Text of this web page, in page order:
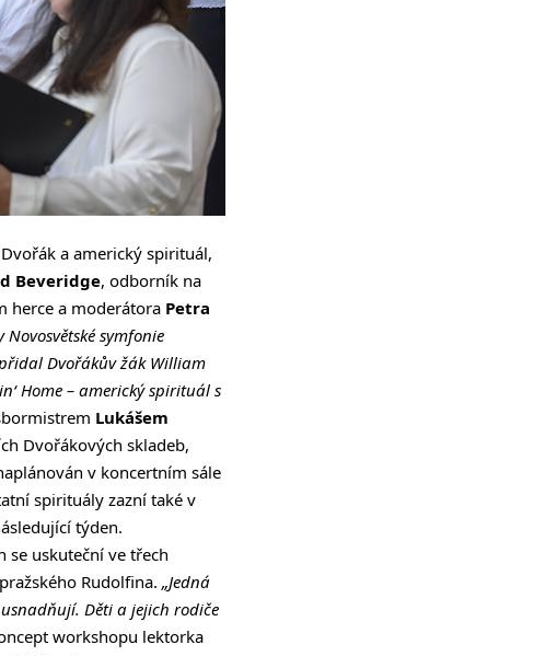
a americký spirituál,
Beveridge, odborník na
herce a moderátora Petra
symfonie
Dvořákův žák William
Home – americký spirituál s
Lukášem
Dvořákových skladeb,
v koncertním sále
spirituály zazní také v
týden.
se uskuteční ve třech
Rudolfina. „Jedná
Děti a jejich rodiče
workshopu lektorka